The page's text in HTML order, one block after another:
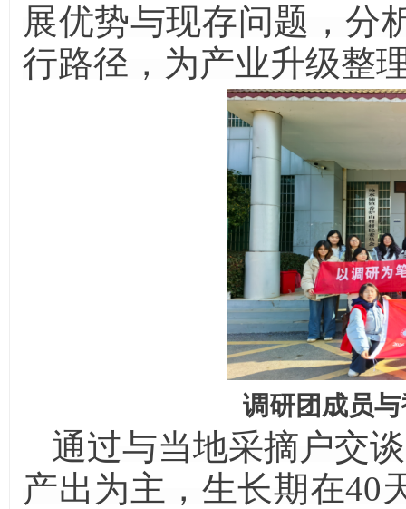
展优势与现存问题，分
行路径，为产业升级整
调研团成员
通过与当地采摘户交
产出为主，生长期在40